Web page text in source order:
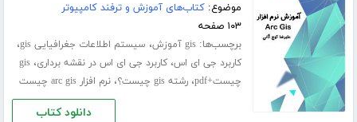
موضوع:کتاب‌های آموزش و ترفند کامپیوتر
۱۰۳ صفحه
برچسب‌ها:gis آموزش ، سیستم اطلاعات جغرافیایی gis ،
کاربرد جی ای اس،کاربرد جی ای اس در نقشه برداری،gis
چیست+pdf
،رشته gis چیست؟ ،نرم افزار arc gis چیست
دانلود کتاب